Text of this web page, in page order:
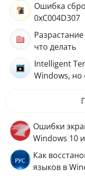
Ошибка
0xC004D307
что делать
Intelligent
Windows,
Ошибки
Windows 10
Как
языков в